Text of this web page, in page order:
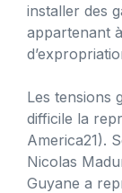
installer des
appartenant
Les tensions
difficile la
America21).
Nicolas
Guyane a